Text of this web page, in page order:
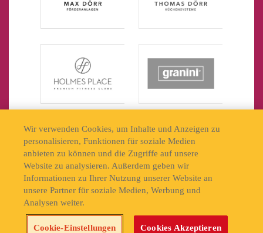
Jetzt Tickets sichern!
Wir verwenden Cookies, um Inhalte und Anzeigen zu
personalisieren, Funktionen für soziale Medien
anbieten zu können und die Zugriffe auf unsere
Website zu analysieren. Außerdem geben wir
Informationen zu Ihrer Nutzung unserer Website an
unsere Partner für soziale Medien, Werbung und
Analysen weiter.
Cookie-Einstellungen Cookies Akzeptieren